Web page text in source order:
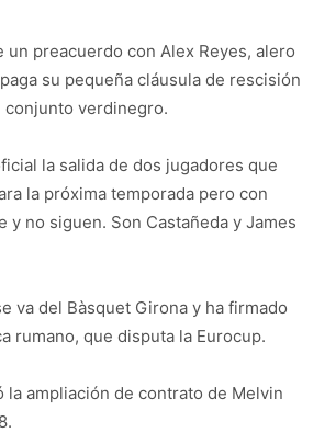
un preacuerdo con Alex Reyes, alero
su pequeña cláusula de rescisión
conjunto verdinegro.
la salida de dos jugadores que
la próxima temporada pero con
y no siguen. Son Castañeda y James
va del Bàsquet Girona y ha firmado
rumano, que disputa la Eurocup.
la ampliación de contrato de Melvin